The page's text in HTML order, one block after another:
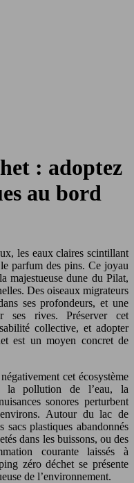
: adoptez
au bord
les eaux claires scintillant
parfum des pins. Ce joyau
majestueuse dune du Pilat,
Des oiseaux migrateurs
ses profondeurs, et une
ses rives. Préserver cet
collective, et adopter
est un moyen concret de
cet écosystème
la pollution de l’eau, la
sonores perturbent
Autour du lac de
sacs plastiques abandonnés
dans les buissons, ou des
courante laissés à
zéro déchet se présente
de l’environnement.